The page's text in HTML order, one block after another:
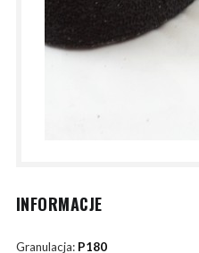
INFORMACJE
Granulacja: P180